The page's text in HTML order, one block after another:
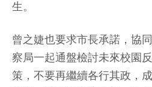
生。
曾之婕也要求市長承諾，協
察局一起通盤檢討未來校園
策，不要再繼續各行其政，